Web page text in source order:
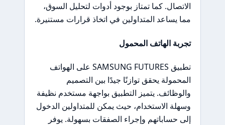
الاتصال. كما تمتاز بوجود أدوات لتحليل السوق،
مما يساعد المتداولين في اتخاذ قرارات مستنيرة.
تجربة الهاتف المحمول
تطبيق SAMSUNG FUTURES على الهواتف
المحمولة يحقق توازنًا جيدًا بين التصميم
والوظائف. يتميز التطبيق بواجهة مستخدم نظيفة
وسهلة الاستخدام، حيث يمكن للمتداولين الدخول
إلى حساباتهم وإجراء الصفقات بسهولة. يوفر